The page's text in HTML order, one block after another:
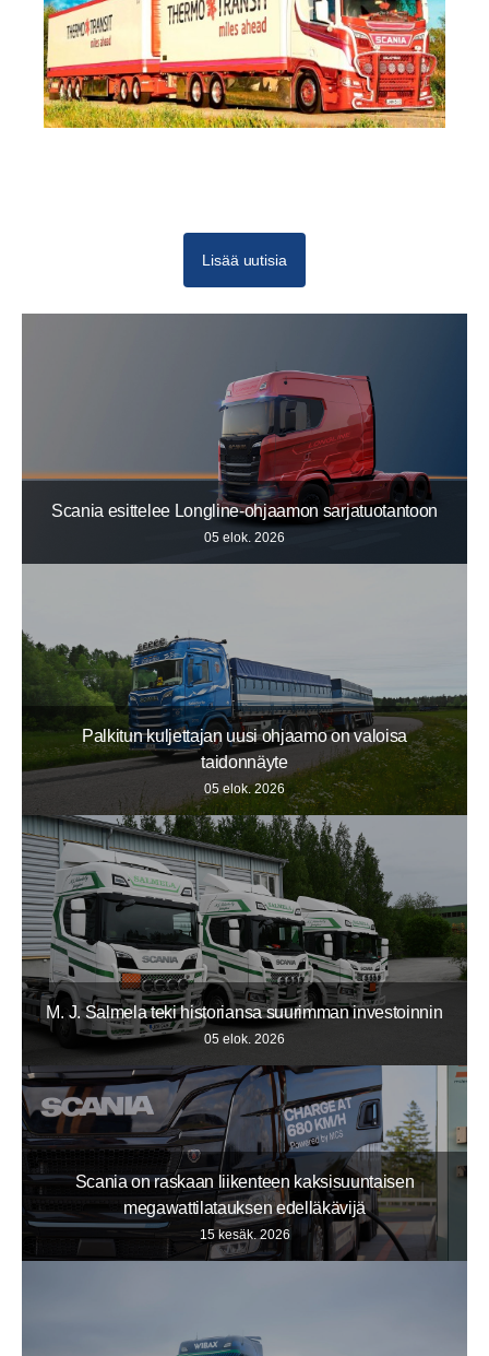
Lisää uutisia
Scania esittelee Longline-ohjaamon sarjatuotantoon
05 elok. 2026
Palkitun kuljettajan uusi ohjaamo on valoisa
taidonnäyte
05 elok. 2026
M. J. Salmela teki historiansa suurimman investoinnin
05 elok. 2026
Scania on raskaan liikenteen kaksisuuntaisen
megawattilatauksen edelläkävijä
15 kesäk. 2026